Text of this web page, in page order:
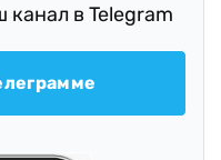
в Telegram